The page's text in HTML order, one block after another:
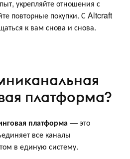
укрепляйте отношения с
повторные покупки. С Altcraft
к вам снова и снова.
платформа?
платформа — это
все каналы
в единую систему.